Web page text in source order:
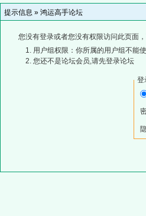
提示信息 » 鸿运高手论坛
您没有登录或者您没有权限访问此页面
用户组权限：你所属的用户组不能
您还不是论坛会员,请先登录论坛
登